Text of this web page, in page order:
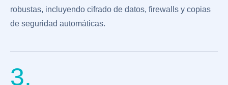
robustas, incluyendo cifrado de datos, firewalls y copias
de seguridad automáticas.
3.